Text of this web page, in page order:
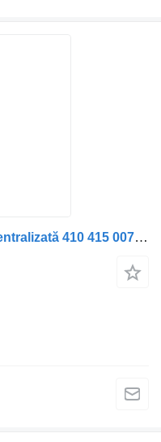
Unitate de Control Închidere Centralizată 410 415 007 001 24V 50 1388969 pentru camion VDO CDS-3